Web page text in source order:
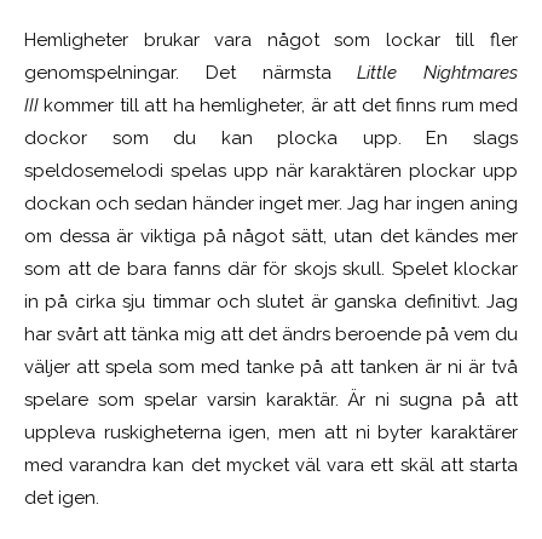
Hemligheter brukar vara något som lockar till fler
genomspelningar. Det närmstaLittle Nightmares
III kommer till att ha hemligheter, är att det finns rum med
dockor som du kan plocka upp. En slags
speldosemelodi spelas upp när karaktären plockar upp
dockan och sedan händer inget mer. Jag har ingen aning
om dessa är viktiga på något sätt, utan det kändes mer
som att de bara fanns där för skojs skull. Spelet klockar
in på cirka sju timmar och slutet är ganska definitivt. Jag
har svårt att tänka mig att det ändrs beroende på vem du
väljer att spela som med tanke på att tanken är ni är två
spelare som spelar varsin karaktär. Är ni sugna på att
uppleva ruskigheterna igen, men att ni byter karaktärer
med varandra kan det mycket väl vara ett skäl att starta
det igen.